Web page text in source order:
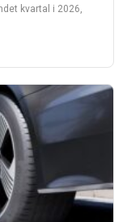
kvartal i 2026,